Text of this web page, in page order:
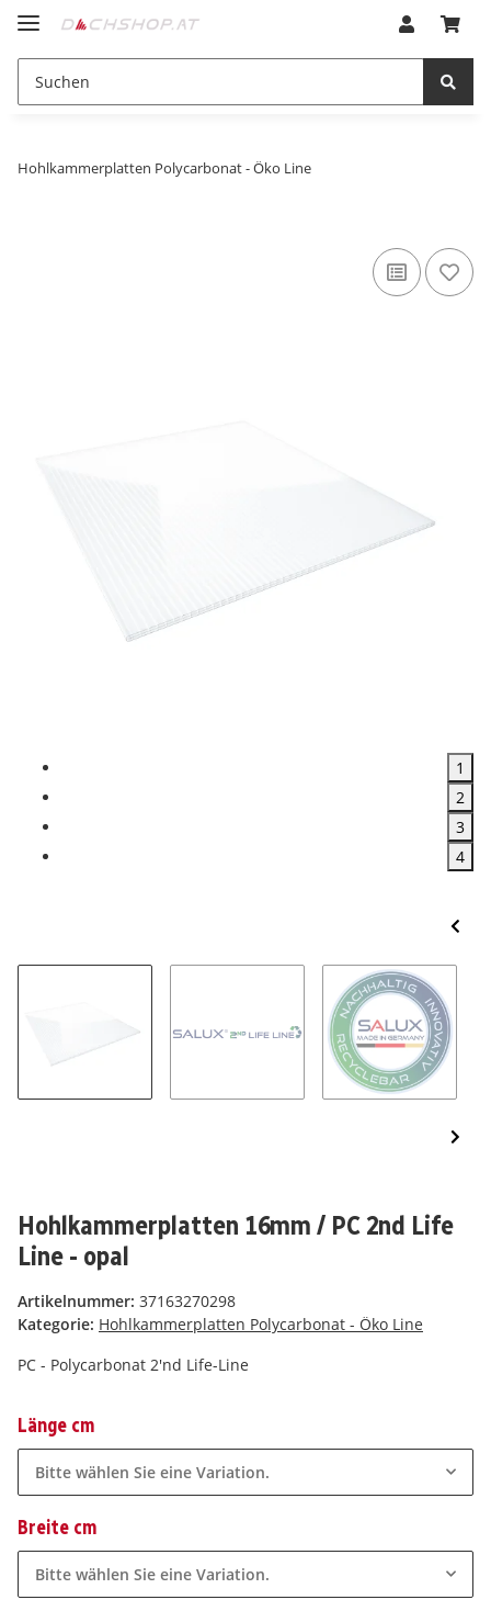
Hohlkammerplatten Polycarbonat - Öko Line
1
2
3
4
Hohlkammerplatten 16mm / PC 2nd Life
Line - opal
Artikelnummer: 37163270298
Kategorie: Hohlkammerplatten Polycarbonat - Öko Line
PC - Polycarbonat 2'nd Life-Line
Länge cm
Bitte wählen Sie eine Variation.
Breite cm
Bitte wählen Sie eine Variation.